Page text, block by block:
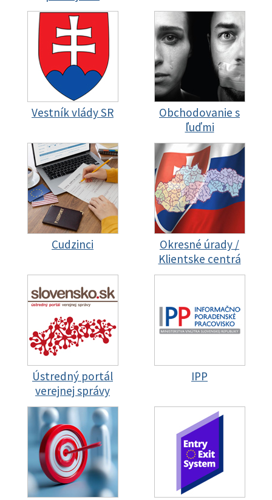
Vestník vlády SR
Obchodovanie s
ľuďmi
Cudzinci
Okresné úrady /
Klientske centrá
Ústredný portál
verejnej správy
IPP